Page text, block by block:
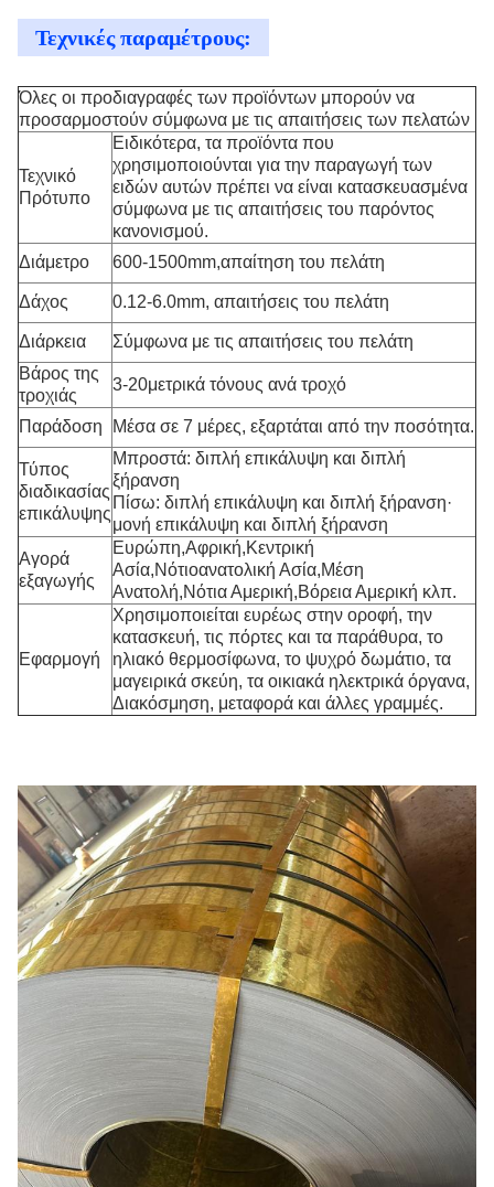
Τεχνικές παραμέτρους:
Όλες οι προδιαγραφές των προϊόντων μπορούν να
προσαρμοστούν σύμφωνα με τις απαιτήσεις των πελατών
Τεχνικό
Πρότυπο
Ειδικότερα, τα προϊόντα που
χρησιμοποιούνται για την παραγωγή των
ειδών αυτών πρέπει να είναι κατασκευασμένα
σύμφωνα με τις απαιτήσεις του παρόντος
κανονισμού.
Διάμετρο
600-1500mm,απαίτηση του πελάτη
Δάχος 0.12-6.0mm, απαιτήσεις του πελάτη
Διάρκεια
Σύμφωνα με τις απαιτήσεις του πελάτη
Βάρος της
τροχιάς
3-20μετρικά τόνους ανά τροχό
Παράδοση Μέσα σε 7 μέρες, εξαρτάται από την ποσότητα.
Τύπος
διαδικασίας
επικάλυψης
Μπροστά: διπλή επικάλυψη και διπλή
ξήρανση
Πίσω: διπλή επικάλυψη και διπλή ξήρανση·
μονή επικάλυψη και διπλή ξήρανση
Αγορά
εξαγωγής
Ευρώπη,Αφρική,Κεντρική
Ασία,Νότιοανατολική Ασία,Μέση
Ανατολή,Νότια Αμερική,Βόρεια Αμερική κλπ.
Εφαρμογή
Χρησιμοποιείται ευρέως στην οροφή, την
κατασκευή, τις πόρτες και τα παράθυρα, το
ηλιακό θερμοσίφωνα, το ψυχρό δωμάτιο, τα
μαγειρικά σκεύη, τα οικιακά ηλεκτρικά όργανα,
Διακόσμηση, μεταφορά και άλλες γραμμές.